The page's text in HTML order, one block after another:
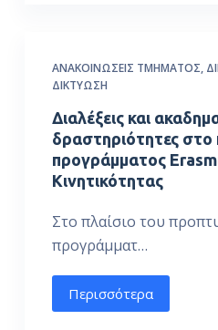
ΑΝΑΚΟΙΝΏΣΕΙΣ ΤΜΉΜΑΤΟΣ,
ΔΙΚΤΎΩΣΗ
Διαλέξεις και
δραστηριότητες στο
προγράμματος
Κινητικότητας
Στο πλαίσιο του
προγράμματ…
Περισσότερα